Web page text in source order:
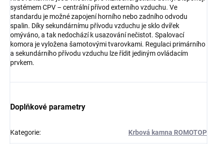
systémem CPV – centrální přívod externího vzduchu. Ve
standardu je možné zapojení horního nebo zadního odvodu
spalin. Díky sekundárnímu přívodu vzduchu je sklo dvířek
omýváno, a tak nedochází k usazování nečistot. Spalovací
komora je vyložena šamotovými tvarovkami. Regulaci primárního
a sekundárního přívodu vzduchu lze řídit jediným ovládacím
prvkem.
Doplňkové parametry
Kategorie: Krbová kamna ROMOTOP